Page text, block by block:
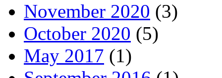
November 2020 (3)
October 2020 (5)
May 2017 (1)